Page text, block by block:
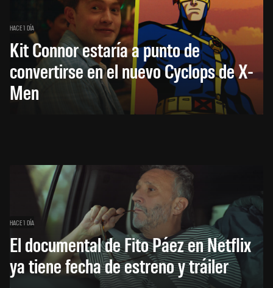
HACE 1 DÍA
Kit Connor estaría a punto de
convertirse en el nuevo Cyclops de X-
Men
HACE 1 DÍA
El documental de Fito Páez en Netflix
ya tiene fecha de estreno y tráiler